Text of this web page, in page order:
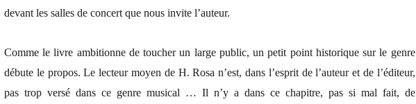
devant les salles de concert que nous invite l’auteur.
Comme le livre ambitionne de toucher un large public, un petit point historique sur le genre
débute le propos. Le lecteur moyen de H. Rosa n’est, dans l’esprit de l’auteur et de l’éditeur,
pas trop versé dans ce genre musical … Il n’y a dans ce chapitre, pas si mal fait, de